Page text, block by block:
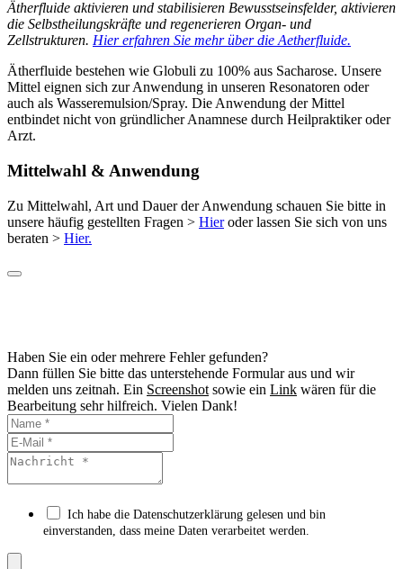
Ätherfluide aktivieren und stabilisieren Bewusstseinsfelder, aktivieren
die Selbstheilungskräfte und regenerieren Organ- und
Zellstrukturen. Hier erfahren Sie mehr über die Aetherfluide.
Ätherfluide bestehen wie Globuli zu 100% aus Sacharose. Unsere
Mittel eignen sich zur Anwendung in unseren Resonatoren oder
auch als Wasseremulsion/Spray. Die Anwendung der Mittel
entbindet nicht von gründlicher Anamnese durch Heilpraktiker oder
Arzt.
Mittelwahl & Anwendung
Zu Mittelwahl, Art und Dauer der Anwendung schauen Sie bitte in
unsere häufig gestellten Fragen > Hieroder lassen Sie sich von uns
beraten > Hier.
Haben Sie ein oder mehrere Fehler gefunden?
Dann füllen Sie bitte das unterstehende Formular aus und wir
melden uns zeitnah. Ein Screenshot sowie ein Link wären für die
Bearbeitung sehr hilfreich. Vielen Dank!
Ich habe die Datenschutzerklärung gelesen und bin
einverstanden, dass meine Daten verarbeitet werden.